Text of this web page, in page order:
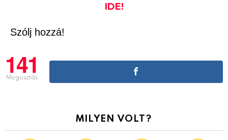
IDE!
Szólj hozzá!
141
Megosztás
MILYEN VOLT?